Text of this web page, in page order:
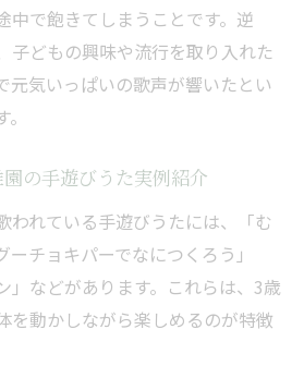
中で飽きてしまうことです。逆
子どもの興味や流行を取り入れた
元気いっぱいの歌声が響いたとい
の手遊びうた実例紹介
われている手遊びうたには、「む
チョキパーでなにつくろう」
」などがあります。これらは、3歳
を動かしながら楽しめるのが特徴